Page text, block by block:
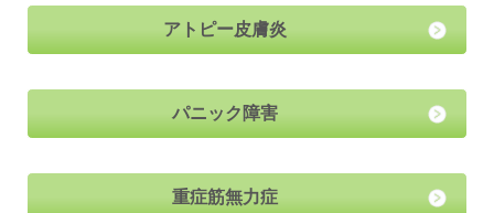
アトピー皮膚炎
パニック障害
重症筋無力症